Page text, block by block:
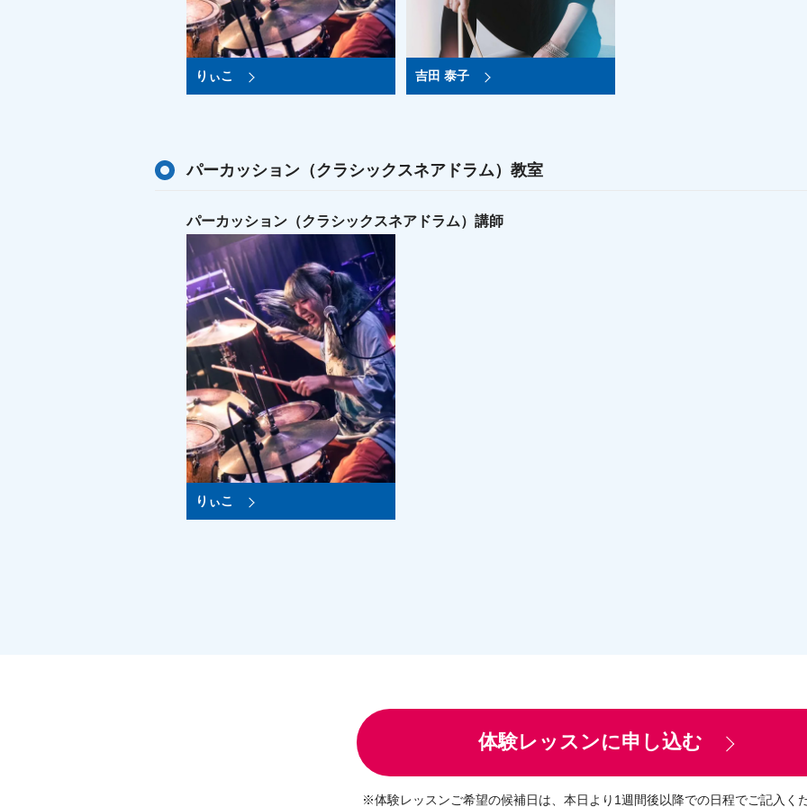
りぃこ 吉田 泰子
パーカッション（クラシックスネアドラム）教室
パーカッション（クラシックスネアドラム）講師
りぃこ
体験レッスンに申し込む
※体験レッスンご希望の候補日は、 本日より1週間後以降での日程でご記入く